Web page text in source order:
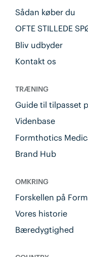
Sådan køber du
OFTE STILLEDE
Bliv udbyder
Kontakt os
TRÆNING
Guide til tilpasset
Videnbase
Formthotics
Brand Hub
OMKRING
Forskellen på
Vores historie
Bæredygtighed